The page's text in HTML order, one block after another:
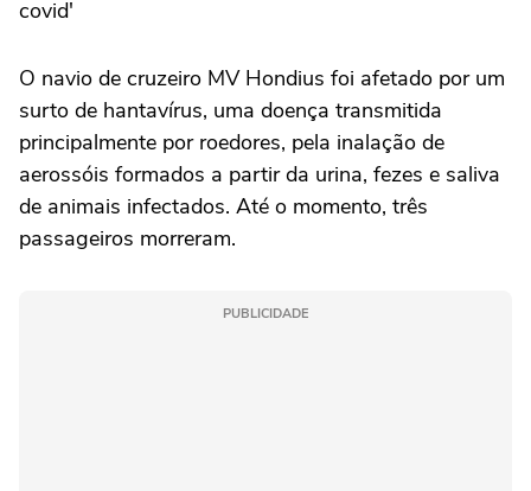
covid'
O navio de cruzeiro MV Hondius foi afetado por um
surto de hantavírus, uma doença transmitida
principalmente por roedores, pela inalação de
aerossóis formados a partir da urina, fezes e saliva
de animais infectados. Até o momento, três
passageiros morreram.
PUBLICIDADE